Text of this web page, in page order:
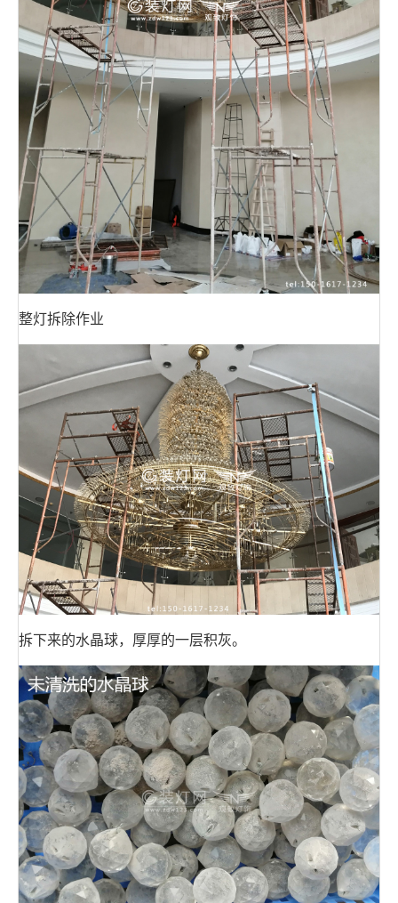
整灯拆除作业
拆下来的水晶球，厚厚的一层积灰。